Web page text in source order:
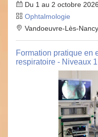
Du 1 au 2 octobre 2026
Ophtalmologie
Vandoeuvre-Lès-Nancy
Formation pratique en
respiratoire - Niveaux